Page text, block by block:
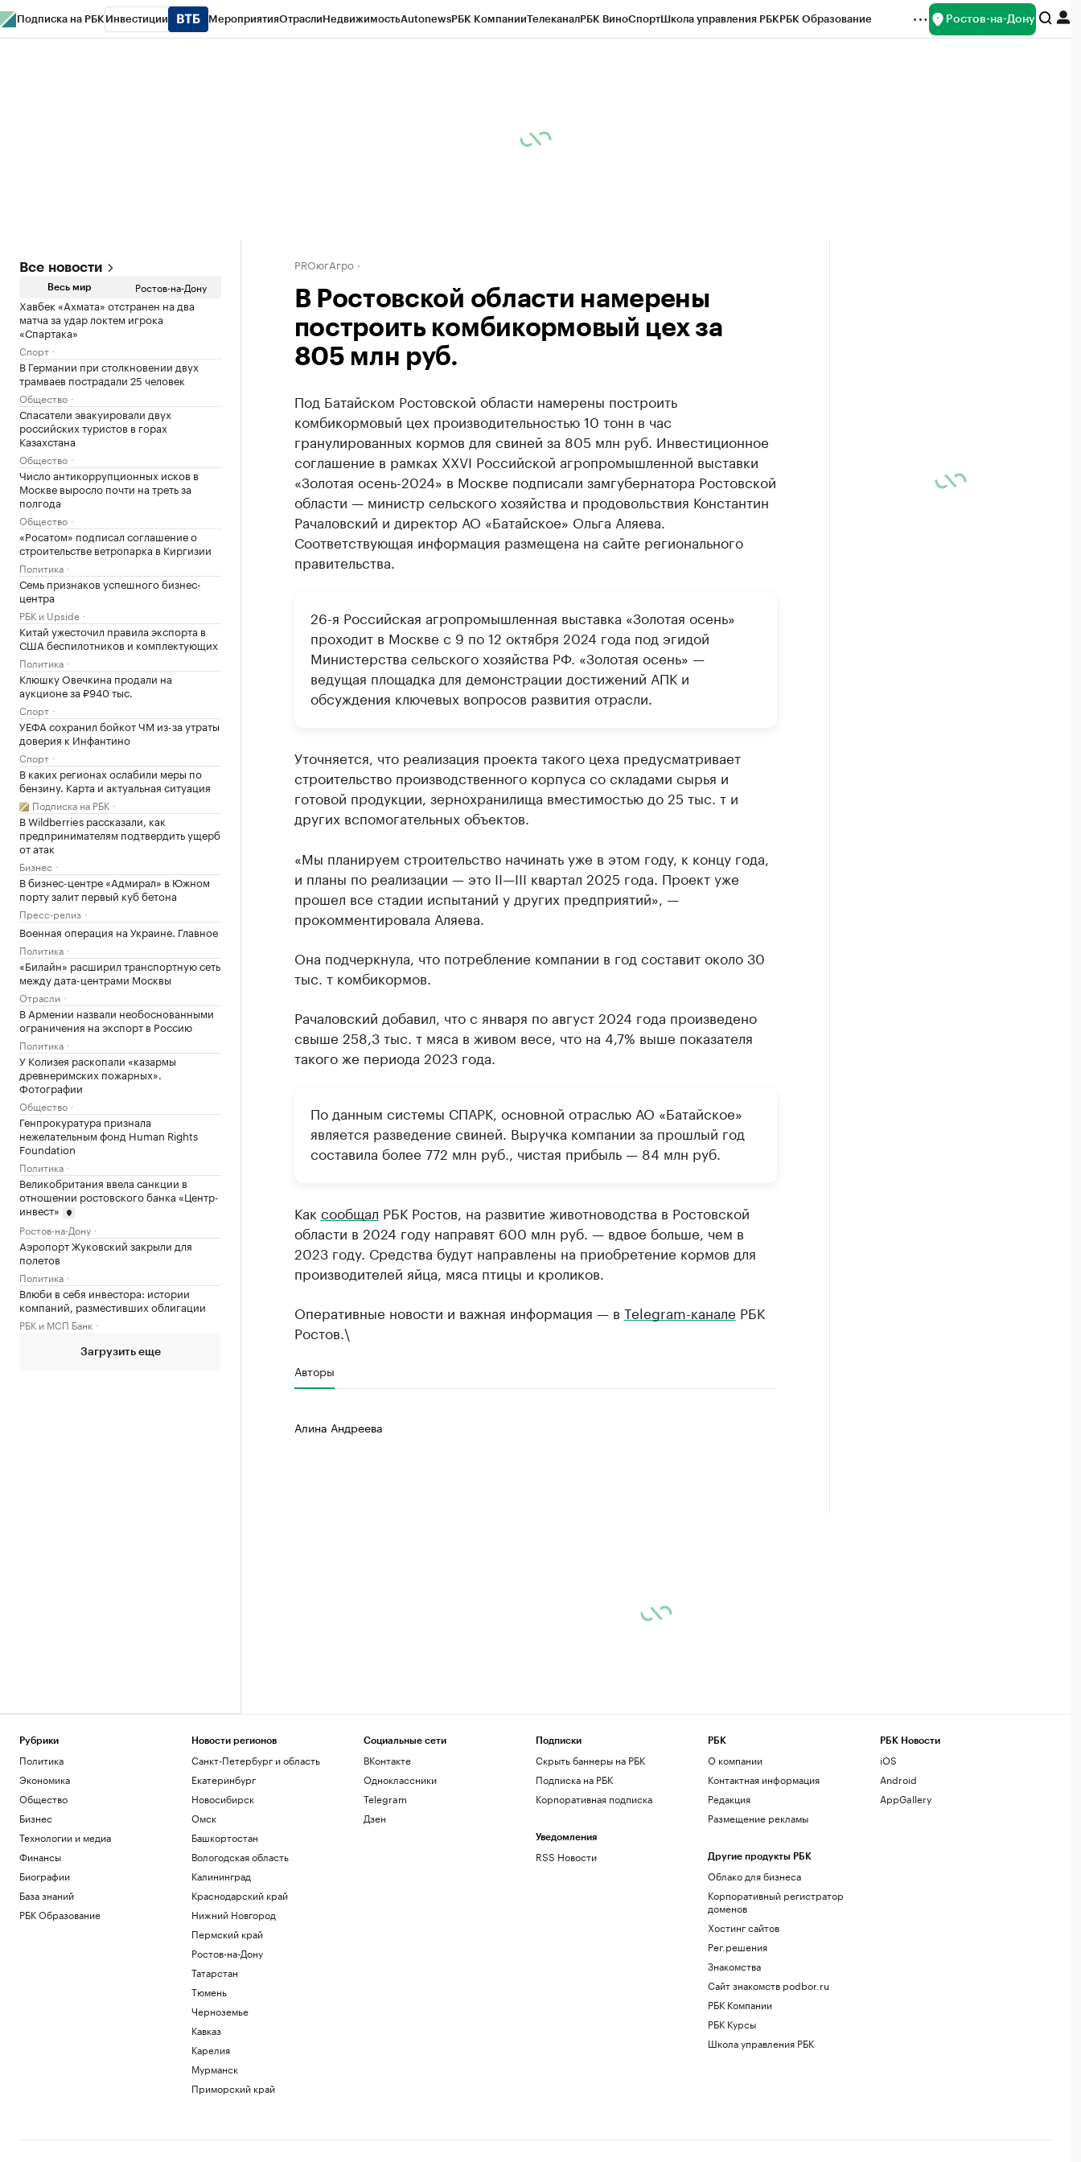
Подписка на РБК Инвестиции МероприятияОтраслиНедвижимостьAutonewsРБК КомпанииТелеканалРБК ВиноСпортШкола управления РБКРБК Образование Ростов-на-Дону
Все новости
Весь мир Ростов-на-Дону
Хавбек «Ахмата» отстранен на два
матча за удар локтем игрока
«Спартака»
Спорт
В Германии при столкновении двух
трамваев пострадали 25 человек
Общество
Спасатели эвакуировали двух
российских туристов в горах
Казахстана
Общество
Число антикоррупционных исков в
Москве выросло почти на треть за
полгода
Общество
«Росатом» подписал соглашение о
строительстве ветропарка в Киргизии
Политика
Семь признаков успешного бизнес-
центра
РБК и Upside
Китай ужесточил правила экспорта в
США беспилотников и комплектующих
Политика
Клюшку Овечкина продали на
аукционе за ₽940 тыс.
Спорт
УЕФА сохранил бойкот ЧМ из-за утраты
доверия к Инфантино
Спорт
В каких регионах ослабили меры по
бензину. Карта и актуальная ситуация
Подписка на РБК
В Wildberries рассказали, как
предпринимателям подтвердить ущерб
от атак
Бизнес
В бизнес-центре «Адмирал» в Южном
порту залит первый куб бетона
Пресс-релиз
Военная операция на Украине. Главное
Политика
«Билайн» расширил транспортную сеть
между дата-центрами Москвы
Отрасли
В Армении назвали необоснованными
ограничения на экспорт в Россию
Политика
У Колизея раскопали «казармы
древнеримских пожарных».
Фотографии
Общество
Генпрокуратура признала
нежелательным фонд Human Rights
Foundation
Политика
Великобритания ввела санкции в
отношении ростовского банка «Центр-
инвест»
Ростов-на-Дону
Аэропорт Жуковский закрыли для
полетов
Политика
Влюби в себя инвестора: истории
компаний, разместивших облигации
РБК и МСП Банк
Загрузить еще
PROюгАгро
В Ростовской области намерены
построить комбикормовый цех за
805 млн руб.
Под Батайском Ростовской области намерены построить
комбикормовый цех производительностью 10 тонн в час
гранулированных кормов для свиней за 805 млн руб. Инвестиционное
соглашение в рамках XXVI Российской агропромышленной выставки
«Золотая осень-2024» в Москве подписали замгубернатора Ростовской
области — министр сельского хозяйства и продовольствия Константин
Рачаловский и директор АО «Батайское» Ольга Аляева.
Соответствующая информация размещена на сайте регионального
правительства.
26-я Российская агропромышленная выставка «Золотая осень»
проходит в Москве с 9 по 12 октября 2024 года под эгидой
Министерства сельского хозяйства РФ. «Золотая осень» —
ведущая площадка для демонстрации достижений АПК и
обсуждения ключевых вопросов развития отрасли.
Уточняется, что реализация проекта такого цеха предусматривает
строительство производственного корпуса со складами сырья и
готовой продукции, зернохранилища вместимостью до 25 тыс. т и
других вспомогательных объектов.
«Мы планируем строительство начинать уже в этом году, к концу года,
и планы по реализации — это II—III квартал 2025 года. Проект уже
прошел все стадии испытаний у других предприятий», —
прокомментировала Аляева.
Она подчеркнула, что потребление компании в год составит около 30
тыс. т комбикормов.
Рачаловский добавил, что с января по август 2024 года произведено
свыше 258,3 тыс. т мяса в живом весе, что на 4,7% выше показателя
такого же периода 2023 года.
По данным системы СПАРК, основной отраслью АО «Батайское»
является разведение свиней. Выручка компании за прошлый год
составила более 772 млн руб., чистая прибыль — 84 млн руб.
Как сообщал РБК Ростов, на развитие животноводства в Ростовской
области в 2024 году направят 600 млн руб. — вдвое больше, чем в
2023 году. Средства будут направлены на приобретение кормов для
производителей яйца, мяса птицы и кроликов.
Оперативные новости и важная информация — в Telegram-канале РБК
Ростов.\
Авторы
Алина Андреева
Рубрики
Политика
Экономика
Общество
Бизнес
Технологии и медиа
Финансы
Биографии
База знаний
РБК Образование
Новости регионов
Санкт-Петербург и область
Екатеринбург
Новосибирск
Омск
Башкортостан
Вологодская область
Калининград
Краснодарский край
Нижний Новгород
Пермский край
Ростов-на-Дону
Татарстан
Тюмень
Черноземье
Кавказ
Карелия
Мурманск
Приморский край
Социальные сети
ВКонтакте
Одноклассники
Telegram
Дзен
Подписки
Скрыть баннеры на РБК
Подписка на РБК
Корпоративная подписка
Уведомления
RSS Новости
РБК
О компании
Контактная информация
Редакция
Размещение рекламы
Другие продукты РБК
Облако для бизнеса
Корпоративный регистратор
доменов
Хостинг сайтов
Рег.решения
Знакомства
Сайт знакомств podbor.ru
РБК Компании
РБК Курсы
Школа управления РБК
РБК Новости
iOS
Android
AppGallery